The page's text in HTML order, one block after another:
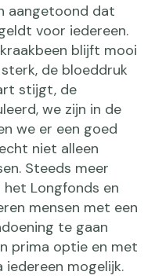
aangetoond dat
voor iedereen.
blijft mooi
de bloeddruk
stijgt, de
we zijn in de
we er een goed
niet alleen
Steeds meer
Longfonds en
mensen met een
te gaan
prima optie en met
mogelijk.